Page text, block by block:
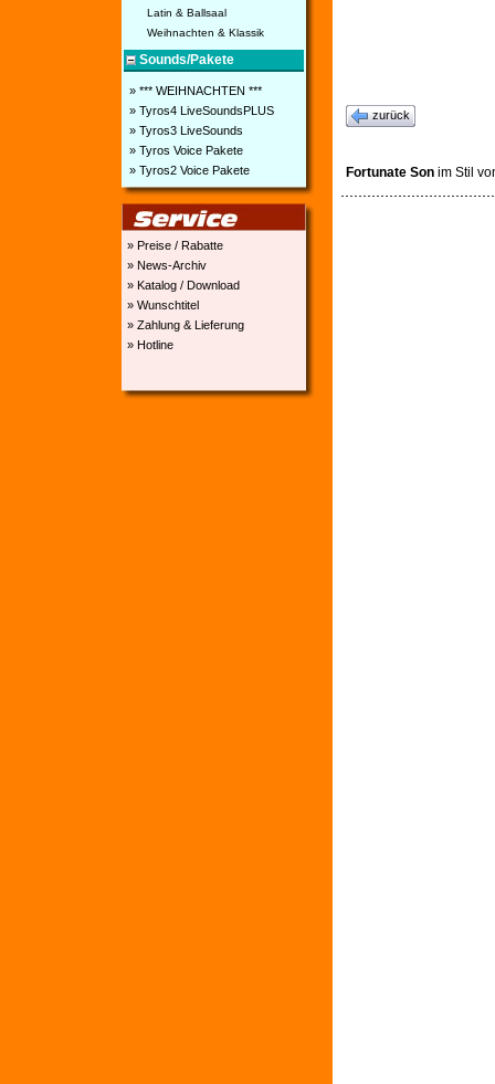
Latin & Ballsaal
Weihnachten & Klassik
Sounds/Pakete
» *** WEIHNACHTEN ***
» Tyros4 LiveSoundsPLUS
» Tyros3 LiveSounds
» Tyros Voice Pakete
» Tyros2 Voice Pakete
» Preise / Rabatte
» News-Archiv
» Katalog / Download
» Wunschtitel
» Zahlung & Lieferung
» Hotline
zurück
Fortunate Son im Stil